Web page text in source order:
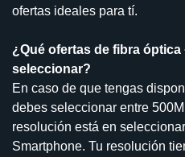
ofertas ideales para tí.
¿Qué ofertas de fibra óptica
seleccionar?
En caso de que tengas
debes seleccionar entre
resolución está en
Smartphone. Tu resolución